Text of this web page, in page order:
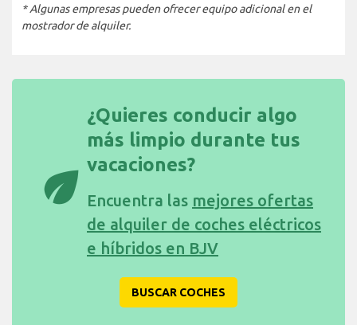
* Algunas empresas pueden ofrecer equipo adicional en el
mostrador de alquiler.
eco
¿Quieres conducir algo
más limpio durante tus
vacaciones?
Encuentra las mejores ofertas
de alquiler de coches eléctricos
e híbridos en BJV
BUSCAR COCHES